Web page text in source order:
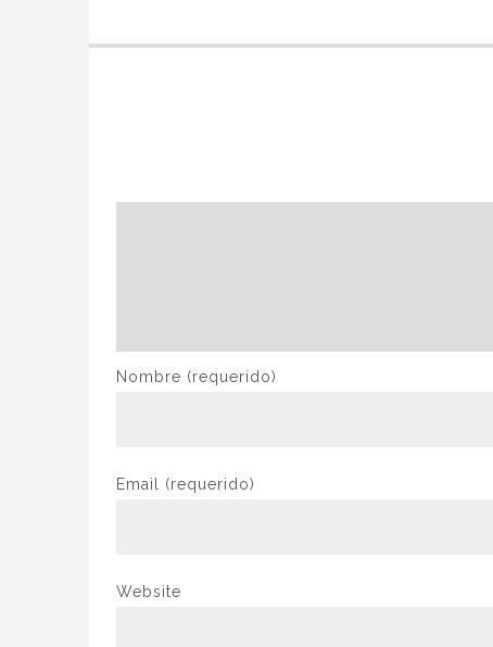
Nombre (requerido)
Email (requerido)
Website